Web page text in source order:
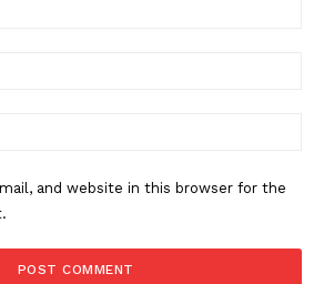
and website in this browser for the